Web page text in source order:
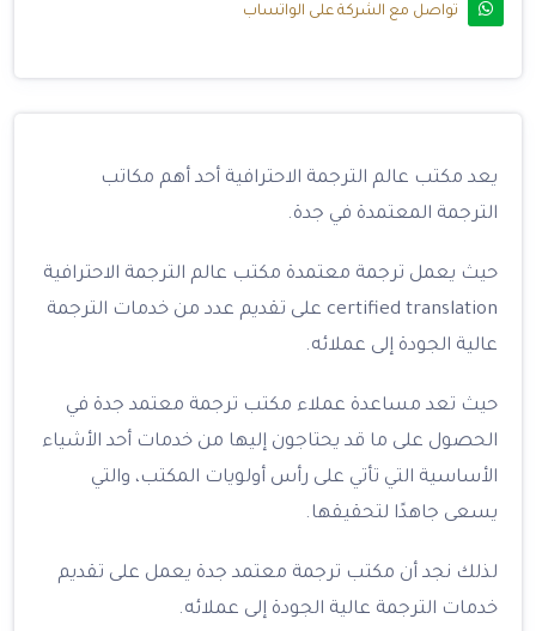
تواصل مع الشركة على الواتساب
يعد مكتب عالم الترجمة الاحترافية أحد أهم مكاتب
الترجمة المعتمدة في جدة.
حيث يعمل ترجمة معتمدة مكتب عالم الترجمة الاحترافية
certified translation على تقديم عدد من خدمات الترجمة
عالية الجودة إلى عملائه.
حيث تعد مساعدة عملاء مكتب ترجمة معتمد جدة في
الحصول على ما قد يحتاجون إليها من خدمات أحد الأشياء
الأساسية التي تأتي على رأس أولويات المكتب، والتي
يسعى جاهدًا لتحقيقها.
لذلك نجد أن مكتب ترجمة معتمد جدة يعمل على تقديم
خدمات الترجمة عالية الجودة إلى عملائه.